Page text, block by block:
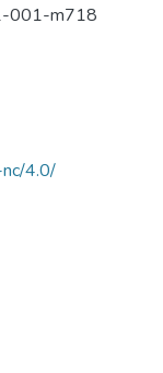
001-m718
4.0/